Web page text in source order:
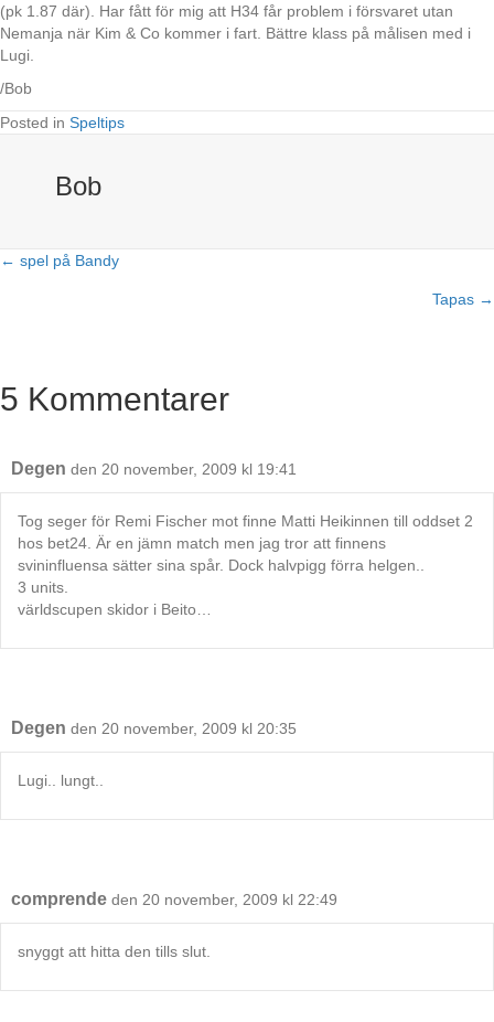
(pk 1.87 där). Har fått för mig att H34 får problem i försvaret utan
Nemanja när Kim & Co kommer i fart. Bättre klass på målisen med i
Lugi.
/Bob
Posted in Speltips
Bob
Posts
← spel på Bandy
Tapas →
5 Kommentarer
Degen den 20 november, 2009 kl 19:41
Tog seger för Remi Fischer mot finne Matti Heikinnen till oddset 2
hos bet24. Är en jämn match men jag tror att finnens
svininfluensa sätter sina spår. Dock halvpigg förra helgen..
3 units.
världscupen skidor i Beito…
Degen den 20 november, 2009 kl 20:35
Lugi.. lungt..
comprende den 20 november, 2009 kl 22:49
snyggt att hitta den tills slut.